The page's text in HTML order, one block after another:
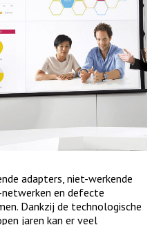
adapters, niet-werkende
en defecte
Dankzij de technologische
jaren kan er veel